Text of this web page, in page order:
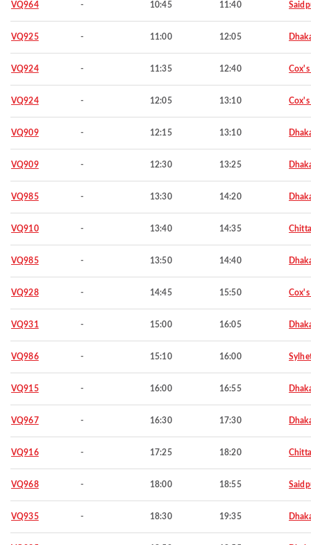
VQ964 - 10:45 11:40
VQ925 - 11:00 12:05
VQ924 - 11:35 12:40 Cox's
VQ924 - 12:05 13:10 Cox's
VQ909 - 12:15 13:10
VQ909 - 12:30 13:25
VQ985 - 13:30 14:20
VQ910 - 13:40 14:35
VQ985 - 13:50 14:40
VQ928 - 14:45 15:50 Cox's
VQ931 - 15:00 16:05
VQ986 - 15:10 16:00
VQ915 - 16:00 16:55
VQ967 - 16:30 17:30
VQ916 - 17:25 18:20
VQ968 - 18:00 18:55
VQ935 - 18:30 19:35